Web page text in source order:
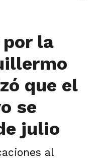
la
que el
se
julio
al